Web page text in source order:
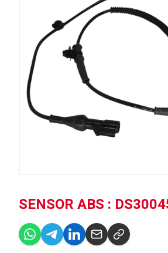
SENSOR ABS :